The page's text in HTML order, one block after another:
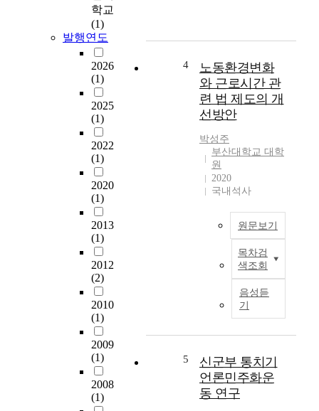
학교
(1)
발행연도
2026
(1)
2025
(1)
2022
(1)
2020
(1)
2013
(1)
2012
(2)
2010
(1)
2009
(1)
2008
(1)
시
가
4
노동환경변화
와 근로시간 관
련 법 제도의 개
선방안
박성주
부산대학교 대학
원
2020
국내석사
원문보기
목차검
색조회
음성듣
기
5
신군부 통치기
언론민주화운
동 연구